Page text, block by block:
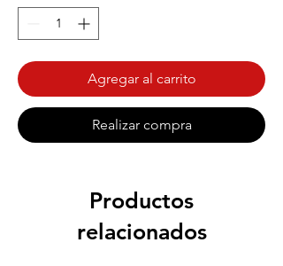
Agregar al carrito
Realizar compra
Productos
relacionados